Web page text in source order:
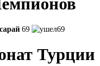
69 69
Турции